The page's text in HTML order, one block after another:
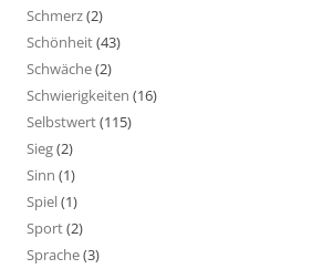
Schmerz(2)
Schönheit(43)
Schwäche(2)
Schwierigkeiten (16)
Selbstwert(115)
Sieg(2)
Sinn (1)
Spiel(1)
Sport(2)
Sprache(3)